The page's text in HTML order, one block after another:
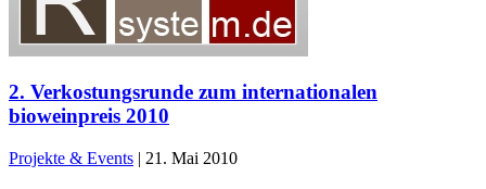
2. Verkostungsrunde zum internationalen
bioweinpreis 2010
Projekte & Events | 21. Mai 2010